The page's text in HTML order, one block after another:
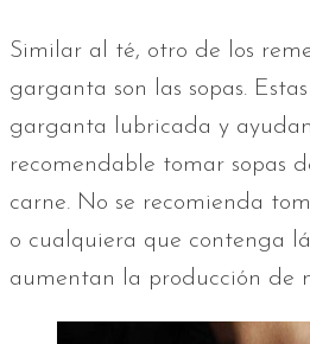
Similar al té, otro de los
garganta son las sopas.
garganta lubricada y
recomendable tomar sopas
carne. No se recomienda
o cualquiera que contenga
aumentan la producción de